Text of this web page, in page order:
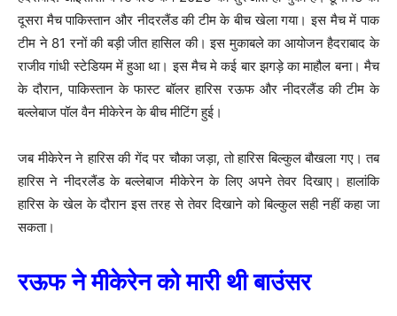
दूसरा मैच पाकिस्तान और नीदरलैंड की टीम के बीच खेला गया। इस मैच में पाक
टीम ने 81 रनों की बड़ी जीत हासिल की। इस मुकाबले का आयोजन हैदराबाद के
राजीव गांधी स्टेडियम में हुआ था। इस मैच मे कई बार झगड़े का माहौल बना। मैच
के दौरान, पाकिस्तान के फास्ट बॉलर हारिस रऊफ और नीदरलैंड की टीम के
बल्लेबाज पॉल वैन मीकेरेन के बीच मीटिंग हुई।
जब मीकेरेन ने हारिस की गेंद पर चौका जड़ा, तो हारिस बिल्कुल बौखला गए। तब
हारिस ने नीदरलैंड के बल्लेबाज मीकेरेन के लिए अपने तेवर दिखाए। हालांकि
हारिस के खेल के दौरान इस तरह से तेवर दिखाने को बिल्कुल सही नहीं कहा जा
सकता।
रऊफ ने मीकेरेन को मारी थी बाउंसर